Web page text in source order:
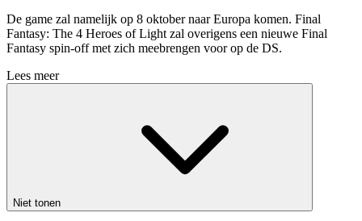
De game zal namelijk op 8 oktober naar Europa komen. Final
Fantasy: The 4 Heroes of Light zal overigens een nieuwe Final
Fantasy spin-off met zich meebrengen voor op de DS.
Lees meer
Niet tonen